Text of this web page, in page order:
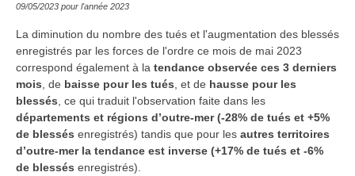
09/05/2023 pour l'année 2023
La diminution du nombre des tués et l'augmentation des blessés
enregistrés par les forces de l'ordre ce mois de mai 2023
correspond également à la tendance observée ces 3 derniers
mois de baisse pour les tués et de hausse pour les
blessés , ce qui traduit l'observation faite dans les
départements et régions d’outre-mer (-28% de tués et +5%
de blessés enregistrés) tandis que pour les autres territoires
d’outre-mer la tendance est inverse (+17% de tués et -6%
de blessés enregistrés).